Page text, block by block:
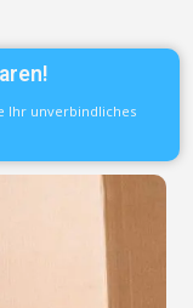
Ihr unverbindliches